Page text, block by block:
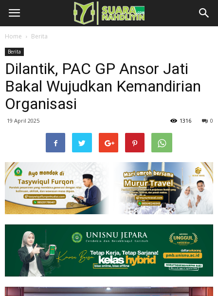
Home Berita
Berita
Dilantik, PAC GP Ansor Jati
Bakal Wujudkan Kemandirian
Organisasi
19 April 2025 0
1316